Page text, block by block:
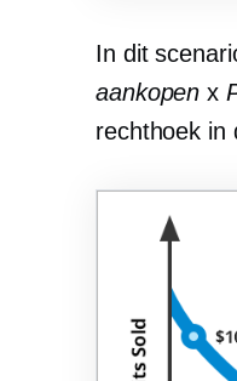
In dit
aankopenx
rechthoek in